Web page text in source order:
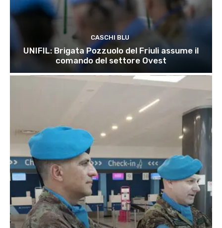
CASCHI BLU
UNIFIL: Brigata Pozzuolo del Friuli assume il
comando del settore Ovest